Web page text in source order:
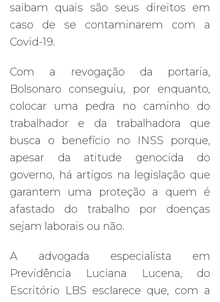
saibam quais são seus direitos em
caso de se contaminarem com a
Covid-19.
Com a revogação da portaria,
Bolsonaro conseguiu, por enquanto,
colocar uma pedra no caminho do
trabalhador e da trabalhadora que
busca o benefício no INSS porque,
apesar da atitude genocida do
governo, há artigos na legislação que
garantem uma proteção a quem é
afastado do trabalho por doenças
sejam laborais ou não.
A advogada especialista em
Previdência Luciana Lucena, do
Escritório LBS esclarece que, com a